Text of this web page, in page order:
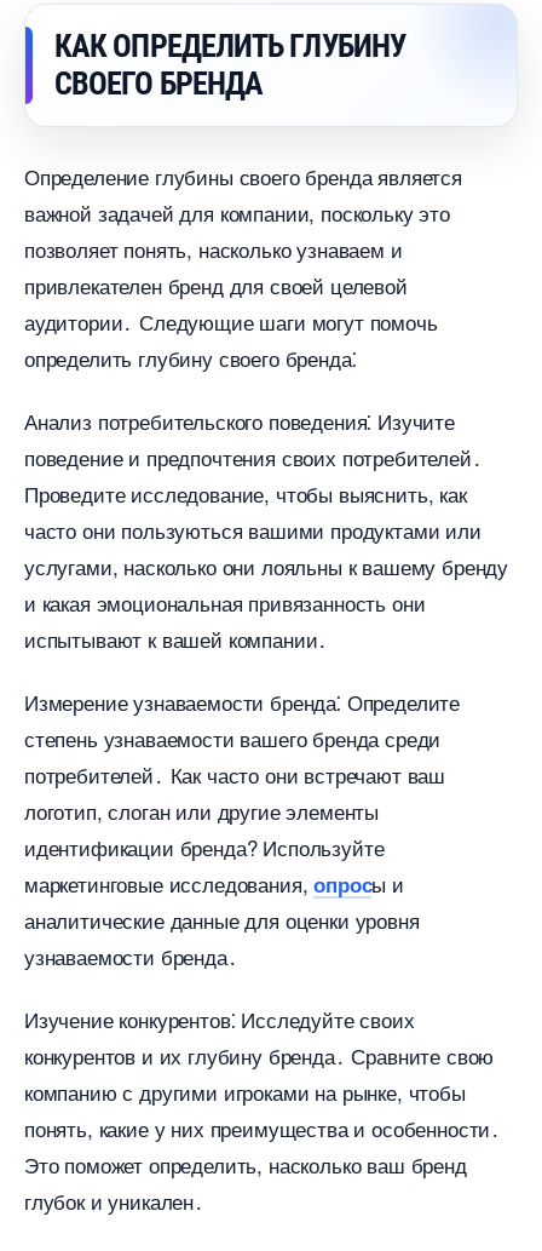
КАК ОПРЕДЕЛИТЬ ГЛУБИНУ
СВОЕГО БРЕНДА
Определение глубины своего бренда является
ажной задачей для компании, поскольку это
позволяет понять, насколько узнаваем и
привлекателен бренд для своей целевой
аудитории․ Следующие шаги могут помочь
определить глубину своего бренда⁚
Анализ потребительского поведения⁚ Изучите
поведение и предпочтения своих потребителей․
Проведите исследование, чтобы выяснить, как
часто они пользуються вашими продуктами или
услугами, насколько они лояльны к вашему бренду
и какая эмоциональная привязанность они
испытывают к вашей компании․
Измерение узнаваемости бренда⁚ Определите
степень узнаваемости вашего бренда среди
потребителей․ Как часто они встречают ваш
логотип, слоган или другие элементы
идентификации бренда?​ Используйте
маркетинговые исследования,опросы и
аналитические данные для оценки уровня
узнаваемости бренда․
Изучение конкурентов⁚ Исследуйте своих
конкурентов и их глубину бренда․ Сравните свою
компанию с другими игроками на рынке, чтобы
понять, какие у них преимущества и особенности․
Это поможет определить, насколько ваш бренд
лубок и уникален․